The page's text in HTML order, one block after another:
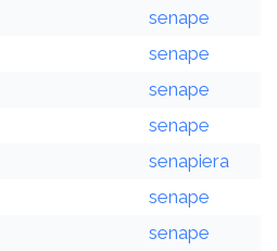
senape
senape
senape
senape
senapiera
senape
senape